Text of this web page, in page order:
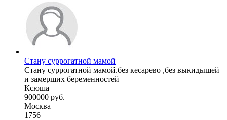
Стану суррогатной мамой
Стану суррогатной мамой.без кесарево ,без выкидышей
и замерших беременностей
Ксюша
900000 руб.
Москва
1756